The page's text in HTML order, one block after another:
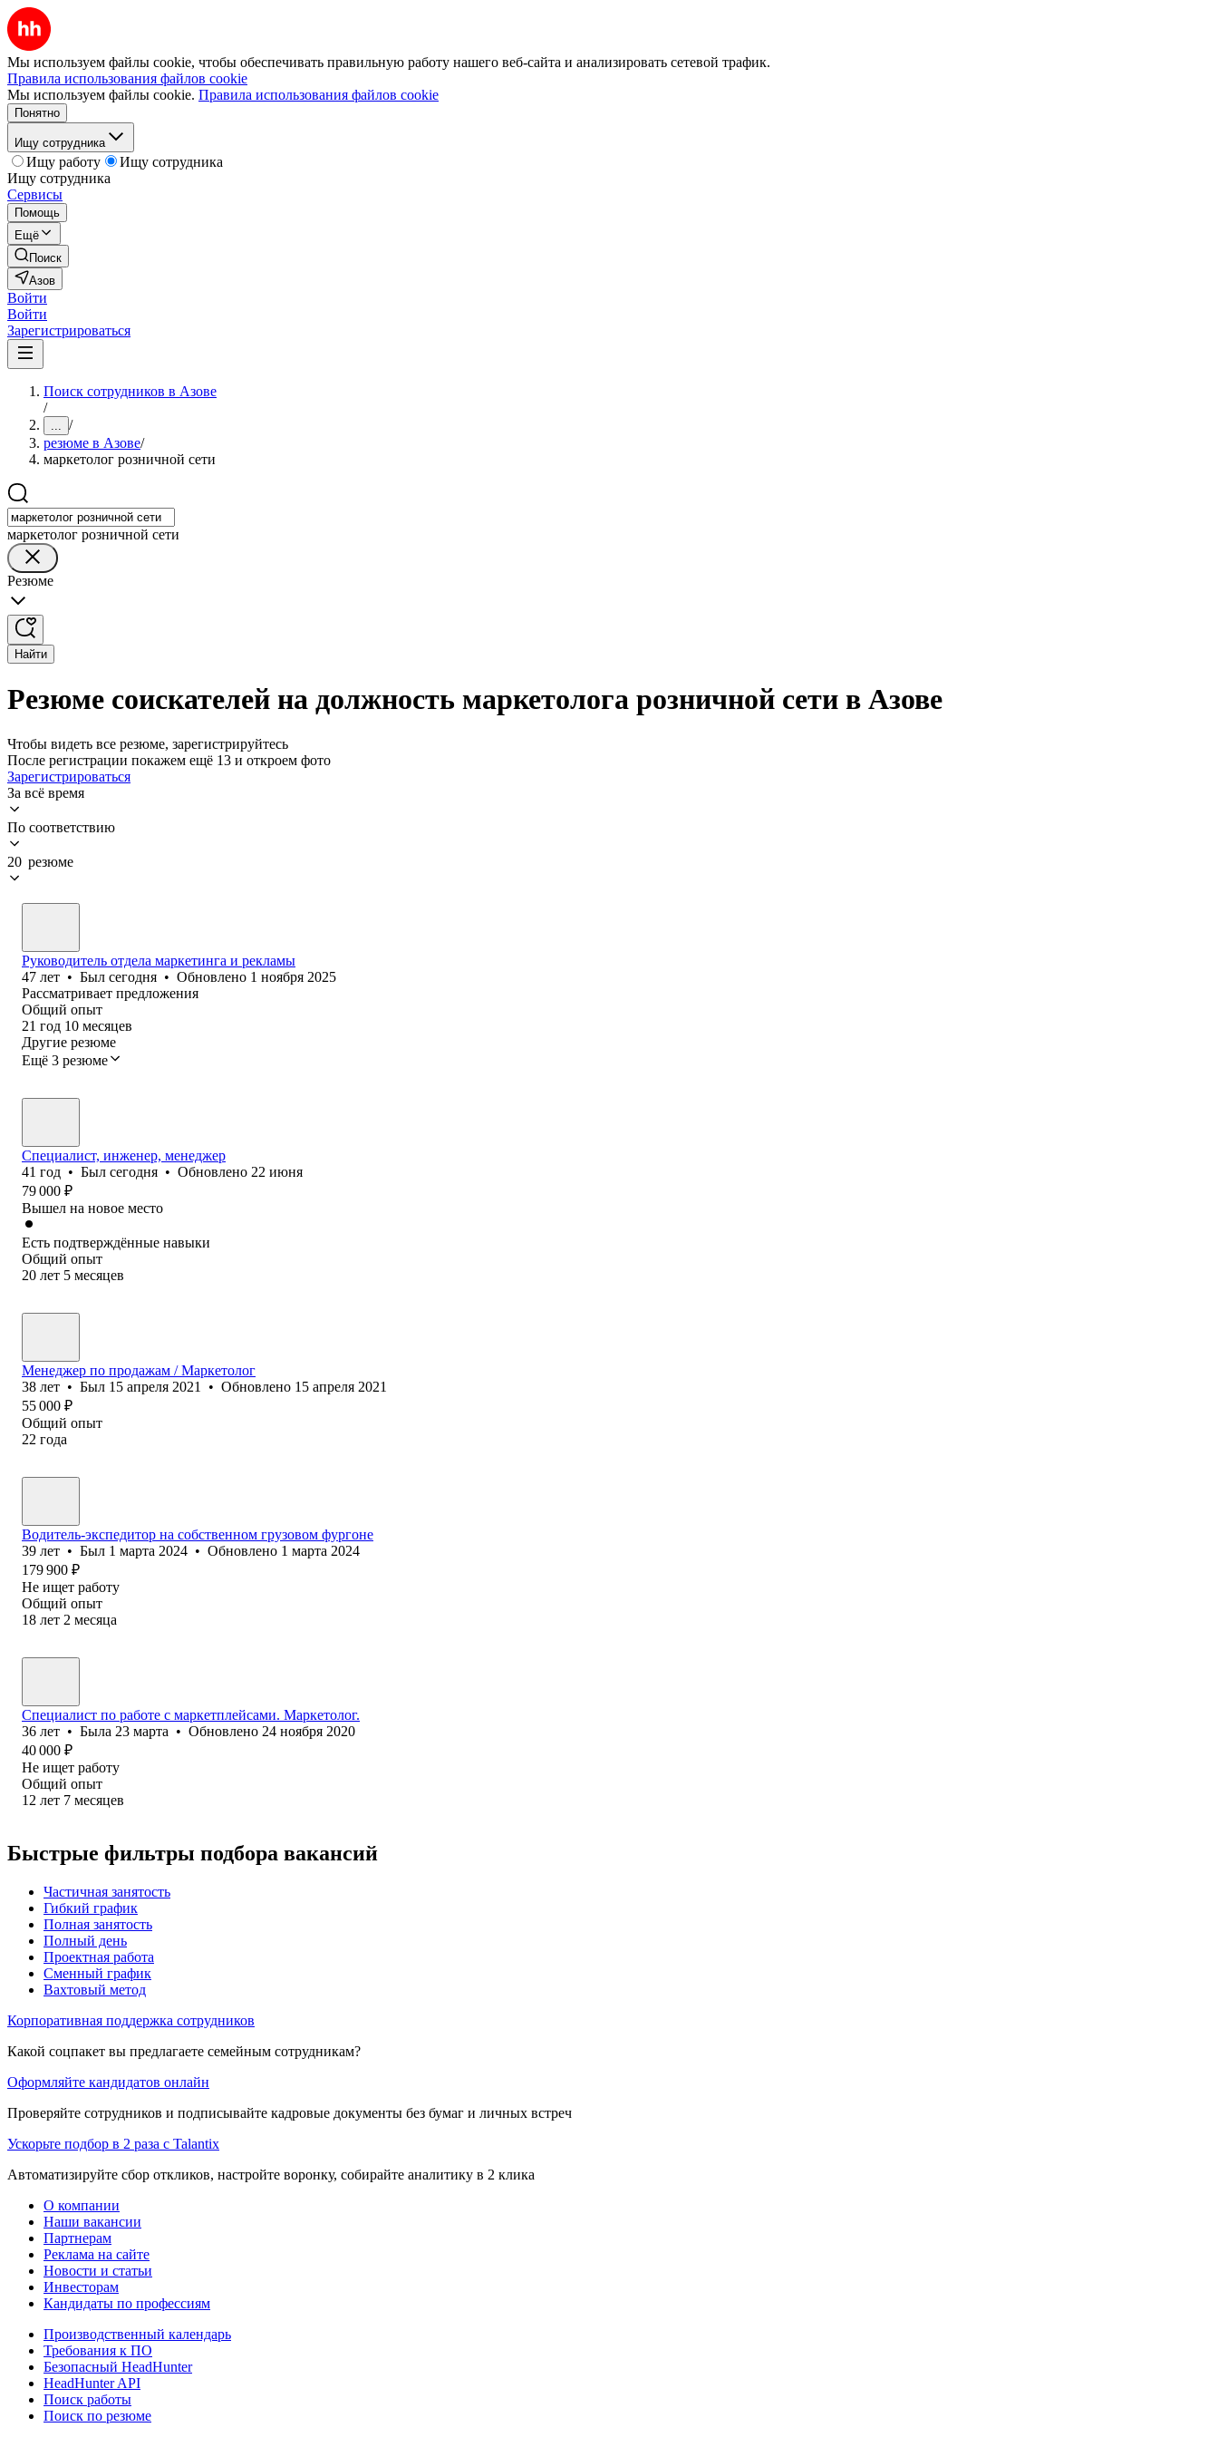
Мы используем файлы cookie, чтобы обеспечивать правильную работу нашего веб-сайта и анализировать сетевой трафик.
Правила использования файлов cookie
Мы используем файлы cookie. Правила использования файлов cookie
Понятно
Ищу сотрудника
Ищу работу
Ищу сотрудника
Ищу сотрудника
Сервисы
Помощь
Ещё
Поиск
Азов
Войти
Войти
Зарегистрироваться
Поиск сотрудников в Азове
/
... /
резюме в Азове/
маркетолог розничной сети
маркетолог розничной сети
Резюме
Найти
Резюме соискателей на должность маркетолога розничной сети в Азове
Чтобы видеть все резюме, зарегистрируйтесь
После регистрации покажем ещё 13 и откроем фото
Зарегистрироваться
За всё время
По соответствию
20 резюме
Руководитель отдела маркетинга и рекламы
47 лет • Был сегодня • Обновлено 1 ноября 2025
Рассматривает предложения
Общий опыт
21 год 10 месяцев
Другие резюме
Ещё 3 резюме
Специалист, инженер, менеджер
41 год • Был сегодня • Обновлено 22 июня
79 000 ₽
Вышел на новое место
Есть подтверждённые навыки
Общий опыт
20 лет 5 месяцев
Менеджер по продажам / Маркетолог
38 лет • Был 15 апреля 2021 • Обновлено 15 апреля 2021
55 000 ₽
Общий опыт
22 года
Водитель-экспедитор на собственном грузовом фургоне
39 лет • Был 1 марта 2024 • Обновлено 1 марта 2024
179 900 ₽
Не ищет работу
Общий опыт
18 лет 2 месяца
Специалист по работе с маркетплейсами. Маркетолог.
36 лет • Была 23 марта • Обновлено 24 ноября 2020
40 000 ₽
Не ищет работу
Общий опыт
12 лет 7 месяцев
Быстрые фильтры подбора вакансий
Частичная занятость
Гибкий график
Полная занятость
Полный день
Проектная работа
Сменный график
Вахтовый метод
Корпоративная поддержка сотрудников
Какой соцпакет вы предлагаете семейным сотрудникам?
Оформляйте кандидатов онлайн
Проверяйте сотрудников и подписывайте кадровые документы без бумаг и личных встреч
Ускорьте подбор в 2 раза с Talantix
Автоматизируйте сбор откликов, настройте воронку, собирайте аналитику в 2 клика
О компании
Наши вакансии
Партнерам
Реклама на сайте
Новости и статьи
Инвесторам
Кандидаты по профессиям
Производственный календарь
Требования к ПО
Безопасный HeadHunter
HeadHunter API
Поиск работы
Поиск по резюме